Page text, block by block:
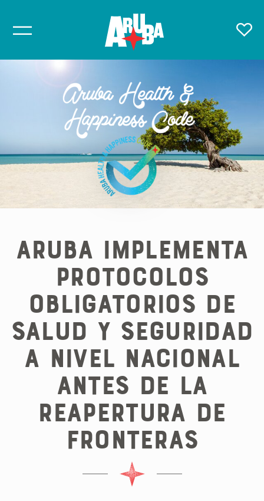
Aruba implementa
protocolos
obligatorios de
salud y seguridad
a nivel nacional
antes de la
reapertura de
fronteras